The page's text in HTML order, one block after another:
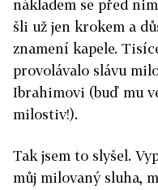
nákladem se před
šli už jen krokem a
znamení kapele.
provolávalo slávu
Ibrahimovi (buď mu
milostiv!).
Tak jsem to slyšel.
můj milovaný sluha,